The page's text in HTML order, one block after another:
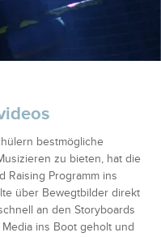
bestmögliche
zu bieten, hat die
Raising Programm ins
über Bewegtbilder direkt
an den Storyboards
ins Boot geholt und